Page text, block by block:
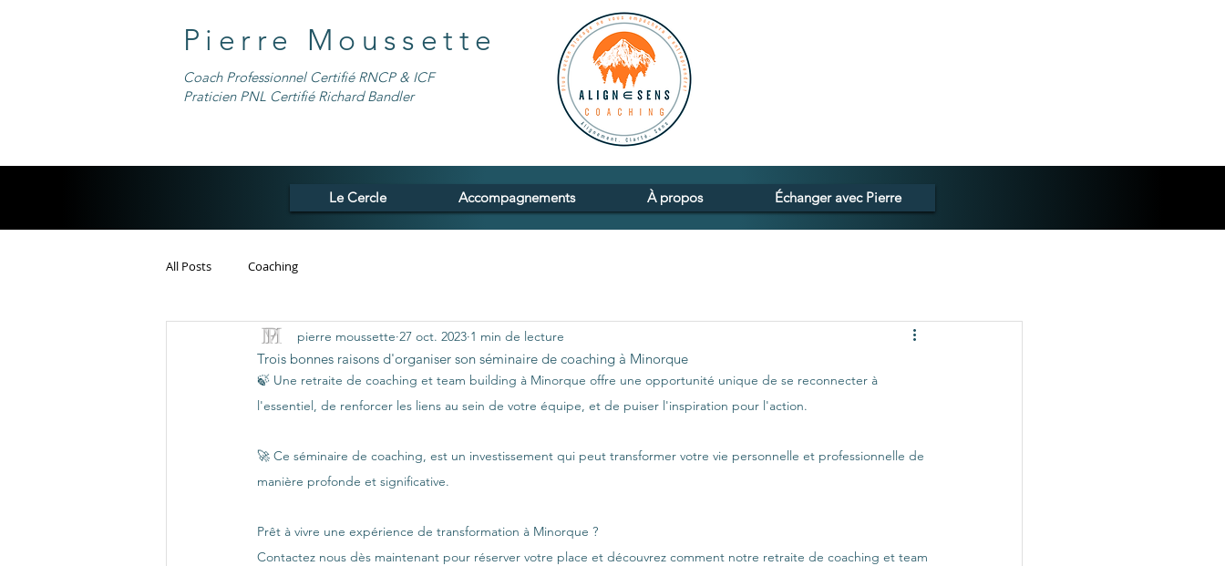
Pierre Moussette
Coach Professionnel Certifié RNCP & ICF
Praticien PNL Certifié Richard Bandler
Le Cercle Accompagnements À propos Échanger avec Pierre
All Posts Coaching
Trois bonnes raisons d'organiser son séminaire de coaching à Minorque
pierre moussette 27 oct. 2023 1 min de lecture
🍃 Une retraite de coaching et team building à Minorque offre une opportunité unique de se reconnecter à
l'essentiel, de renforcer les liens au sein de votre équipe, et de puiser l'inspiration pour l'action.
🚀 Ce séminaire de coaching, est un investissement qui peut transformer votre vie personnelle et professionnelle de
manière profonde et significative.
Prêt à vivre une expérience de transformation à Minorque ?
Contactez nous dès maintenant pour réserver votre place et découvrez comment notre retraite de coaching et team